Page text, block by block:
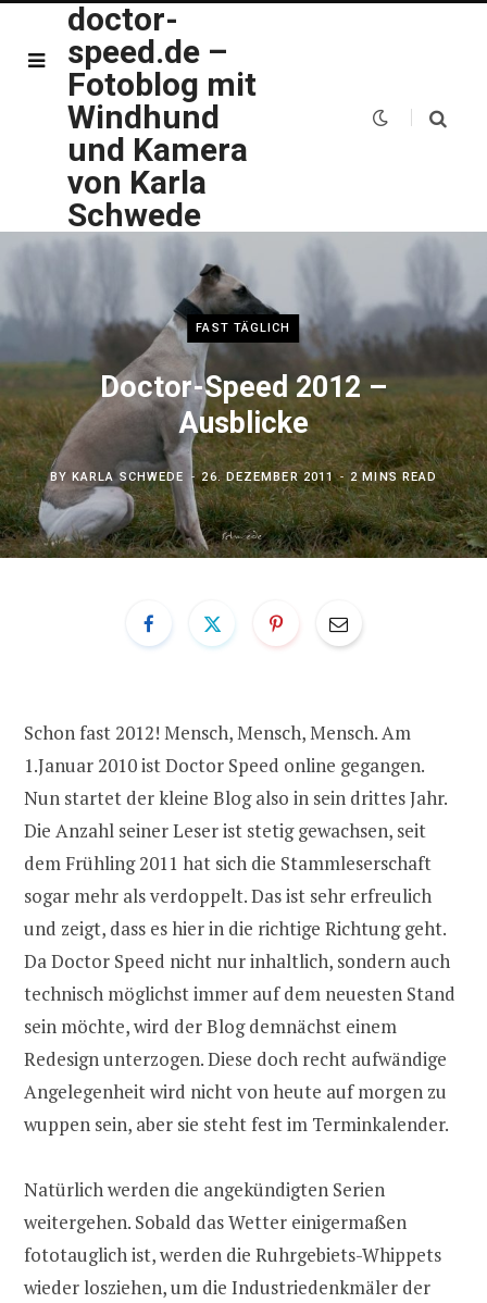
doctor-
speed.de –
Fotoblog mit
Windhund
und Kamera
von Karla
Schwede
FAST TÄGLICH
Doctor-Speed 2012 –
Ausblicke
BYKARLA SCHWEDE 26. DEZEMBER 2011 2 MINS READ
Schon fast 2012! Mensch, Mensch, Mensch. Am
1.Januar 2010 ist Doctor Speed online gegangen.
Nun startet der kleine Blog also in sein drittes Jahr.
Die Anzahl seiner Leser ist stetig gewachsen, seit
dem Frühling 2011 hat sich die Stammleserschaft
sogar mehr als verdoppelt. Das ist sehr erfreulich
und zeigt, dass es hier in die richtige Richtung geht.
Da Doctor Speed nicht nur inhaltlich, sondern auch
technisch möglichst immer auf dem neuesten Stand
sein möchte, wird der Blog demnächst einem
Redesign unterzogen. Diese doch recht aufwändige
Angelegenheit wird nicht von heute auf morgen zu
wuppen sein, aber sie steht fest im Terminkalender.
Natürlich werden die angekündigten Serien
weitergehen. Sobald das Wetter einigermaßen
fototauglich ist, werden die Ruhrgebiets-Whippets
wieder losziehen, um die Industriedenkmäler der